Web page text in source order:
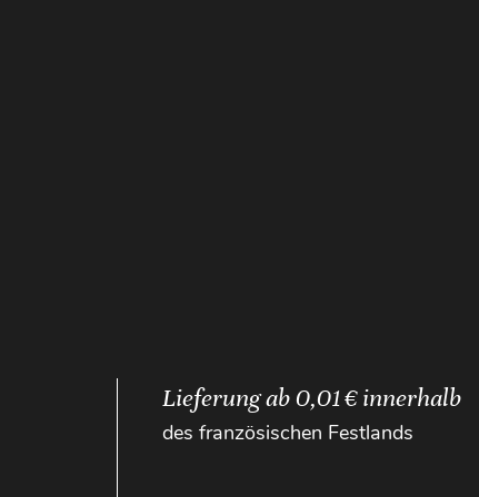
Lieferung ab 0,01 € innerhalb
des französischen Festlands